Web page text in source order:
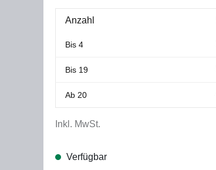
Anzahl
Bis 4
Bis 19
Ab 20
Inkl. MwSt.
Verfügbar